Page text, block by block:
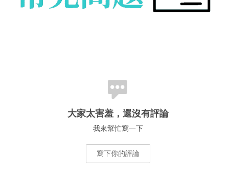
大家太害羞，還沒有評論
我來幫忙寫一下
寫下你的評論